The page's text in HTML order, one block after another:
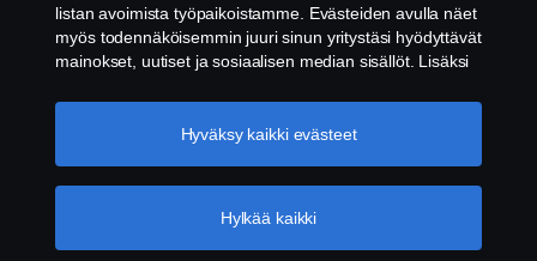
Evästeiden asetukset
© Copyright Scania 2026. Pidätämme oikeuden
muutoksiin. Scania Suomi Oy, Tulkintie 23, 01740
listan avoimista työpaikoistamme. Evästeiden avulla näet
myös todennäköisemmin juuri sinun yritystäsi hyödyttävät
mainokset, uutiset ja sosiaalisen median sisällöt. Lisäksi
parantamiseksi, kun hyväksyt evästeet. Klikkaamalla
"Hyväksyn evästeet" annat suostumuksesi kaikkien
evästeistä löydät täältä: Lisätietoja yksityisyydestäsi
Hylkää kaikki
Hyväksy kaikki evästeet